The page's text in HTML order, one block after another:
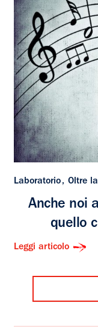
Laboratorio Oltre
Anche noi
quello
Leggi articolo